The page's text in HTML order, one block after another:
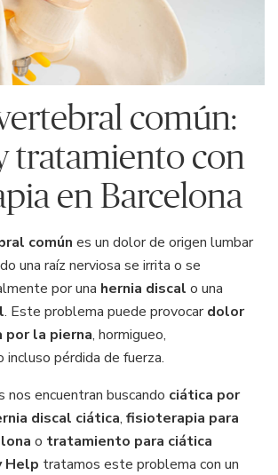
común:
tratamiento con
en Barcelona
común es un dolor de origen lumbar
una raíz nerviosa se irrita o se
por una hernia discal o una
. Este problema puede provocardolor
por la pierna, hormigueo,
incluso pérdida de fuerza.
nos encuentran buscando ciática por
discal ciática, fisioterapia para
o tratamiento para ciática
Help tratamos este problema con un